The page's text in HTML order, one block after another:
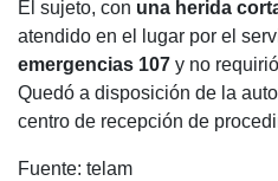
El sujeto, con una herida
atendido en el lugar por el
emergencias 107 y no
Quedó a disposición de la
centro de recepción de
Fuente: telam